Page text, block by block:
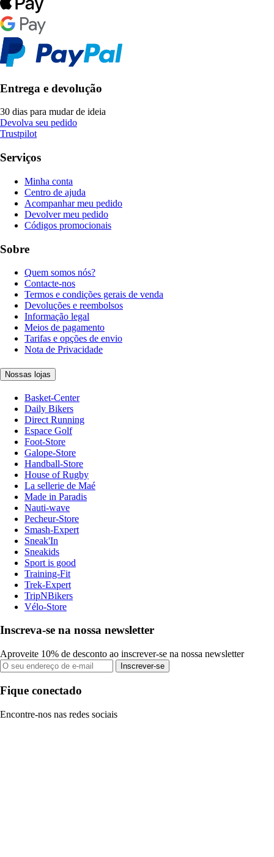
Entrega e devolução
30 dias para mudar de ideia
Devolva seu pedido
Trustpilot
Serviços
Minha conta
Centro de ajuda
Acompanhar meu pedido
Devolver meu pedido
Códigos promocionais
Sobre
Quem somos nós?
Contacte-nos
Termos e condições gerais de venda
Devoluções e reembolsos
Informação legal
Meios de pagamento
Tarifas e opções de envio
Nota de Privacidade
Nossas lojas
Basket-Center
Daily Bikers
Direct Running
Espace Golf
Foot-Store
Galope-Store
Handball-Store
House of Rugby
La sellerie de Maé
Made in Paradis
Nauti-wave
Pecheur-Store
Smash-Expert
Sneak'In
Sneakids
Sport is good
Training-Fit
Trek-Expert
TripNBikers
Vélo-Store
Inscreva-se na nossa newsletter
Aproveite 10% de desconto ao inscrever-se na nossa newsletter
Inscrever-se
Fique conectado
Encontre-nos nas redes sociais